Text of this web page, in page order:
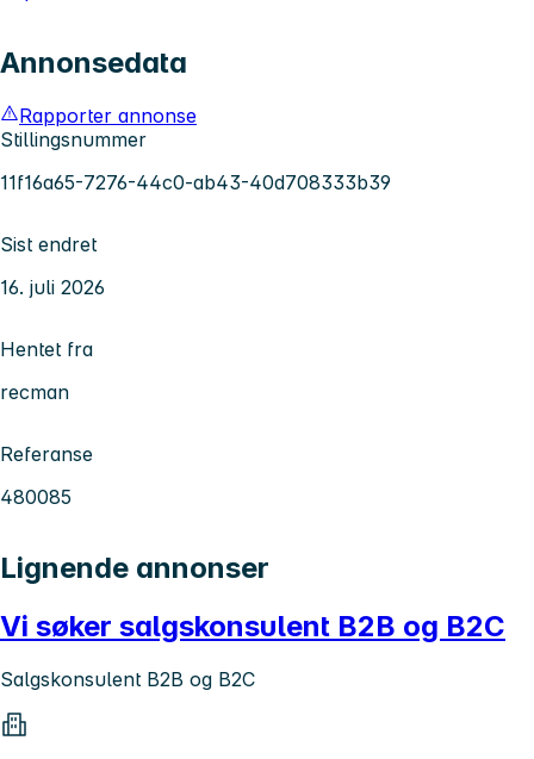
Annonsedata
Rapporter annonse
Stillingsnummer
11f16a65-7276-44c0-ab43-40d708333b39
Sist endret
16. juli 2026
Hentet fra
recman
Referanse
480085
Lignende annonser
Vi søker salgskonsulent B2B og B2C
Salgskonsulent B2B og B2C